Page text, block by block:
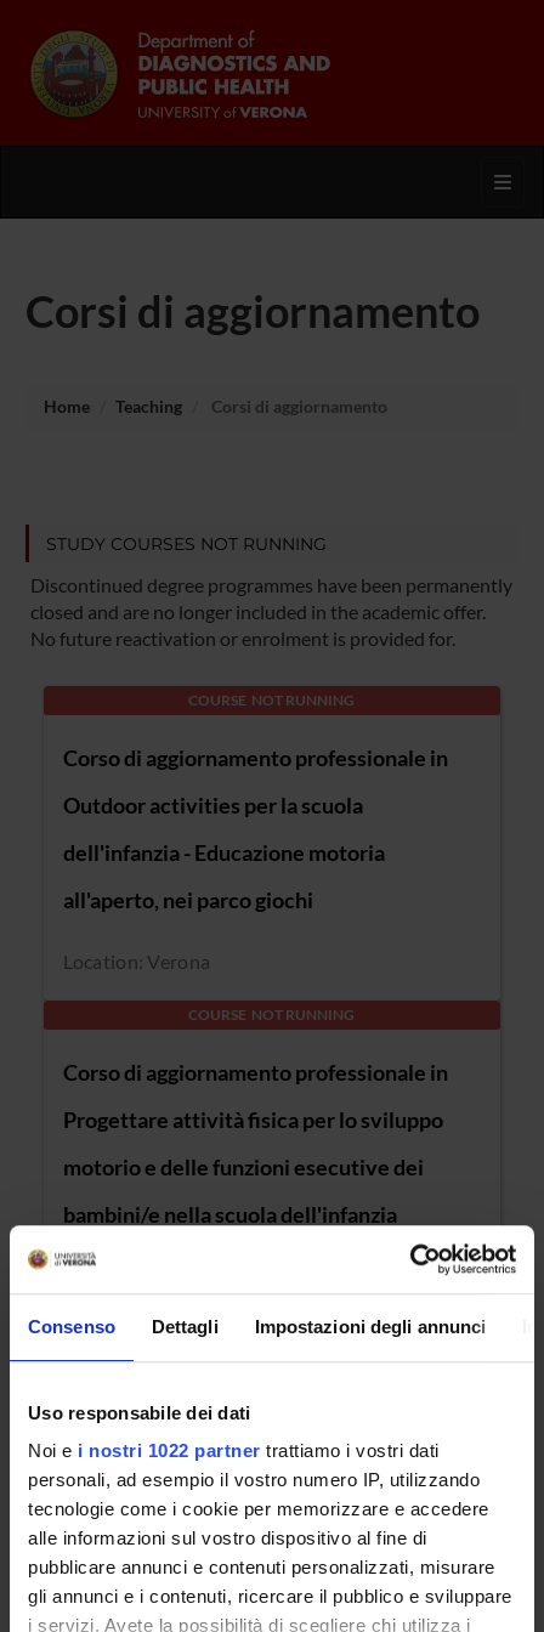
Consenso Dettagli Impostazioni degli annunci
Uso responsabile dei dati
Noi e i nostri 1022 partner trattiamo i vostri dati
personali, ad esempio il vostro numero IP, utilizzando
tecnologie come i cookie per memorizzare e accedere
alle informazioni sul vostro dispositivo al fine di
pubblicare annunci e contenuti personalizzati, misurare
gli annunci e i contenuti, ricercare il pubblico e sviluppare
i servizi. Avete la possibilità di scegliere chi utilizza i
Corsi di aggiornamento
Home Teaching Corsi di aggiornamento
STUDY COURSES NOT RUNNING
Discontinued degree programmes have been permanently
closed and are no longer included in the academic offer.
No future reactivation or enrolment is provided for.
COURSE NOT RUNNING
Corso di aggiornamento professionale in
Outdoor activities per la scuola
dell'infanzia - Educazione motoria
all'aperto, nei parco giochi
Location: Verona
COURSE NOT RUNNING
Corso di aggiornamento professionale in
Progettare attività fisica per lo sviluppo
motorio e delle funzioni esecutive dei
bambini/e nella scuola dell'infanzia
COURSE NOT RUNNING
Location: Verona
COURSE NOT RUNNING
ornamento professionale in Didattica delle